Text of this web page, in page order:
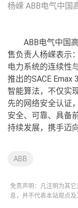
杨嵘 ABB电气中国
ABB电气中国
售负责人杨嵘表示
电力系统的连续性
推出的SACE
智能算法，不仅实
先的网络安全认证
安全、可靠、具备
持续发展，携手迈
ABB
免责声明：凡注明为其
息，并不代表本站观点及